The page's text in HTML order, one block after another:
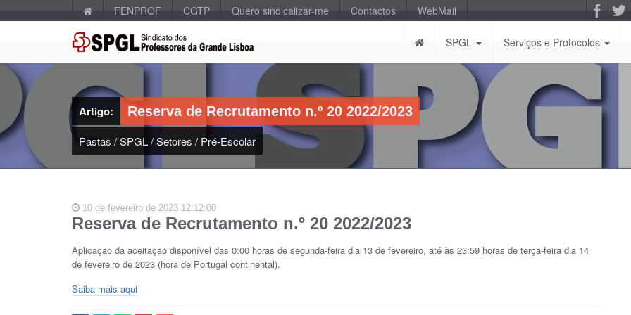
FENPROF CGTP Quero sindicalizar-me Contactos WebMail
SPGL Serviços e Protocolos
Artigo: Reserva de Recrutamento n.º 20 2022/2023
Pastas /SPGL/Setores / Pré-Escolar
10 de fevereiro de 2023 12:12:00
Reserva de Recrutamento n.º 20 2022/2023
Aplicação da aceitação disponível das 0:00 horas de segunda-feira dia 13 de fevereiro, até às 23:59 horas de terça-feira dia 14
de fevereiro de 2023 (hora de Portugal continental).
Saiba mais aqui